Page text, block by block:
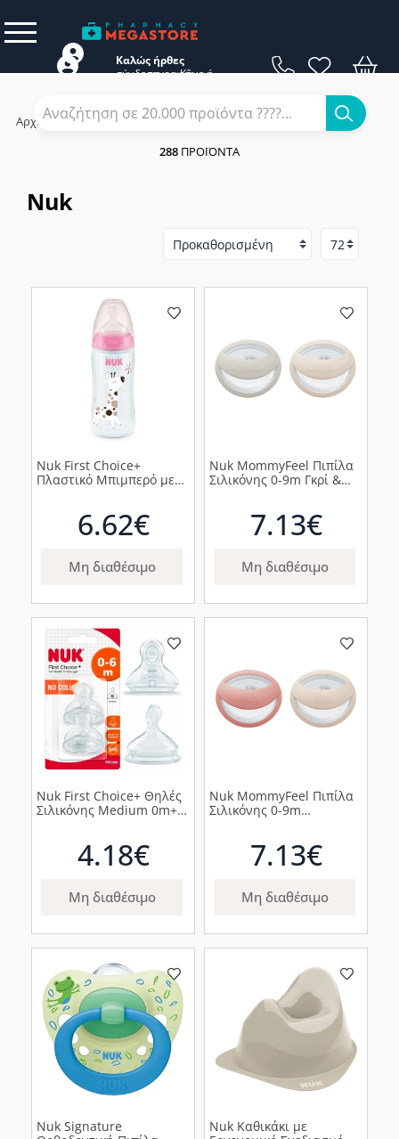
Καλώς ήρθες
Κάνε
σύνδεση ή
εγγραφή
Αρχική / Εταιρίες Nuk /Nuk
288 ΠΡΟΪΌΝΤΑ
Nuk
Nuk First Choice+
Πλαστικό Μπιμπερό με
18m Ροζ με
Καμηλοπάρδαλη, 300ml
6.62€
Μη διαθέσιμο
Nuk MommyFeel Πιπίλα
Σιλικόνης 0-9m Γκρί &
7.13€
Μη διαθέσιμο
Nuk First Choice+ Θηλές
Σιλικόνης Medium 0m+,
4.18€
Μη διαθέσιμο
Nuk MommyFeel Πιπίλα
Σιλικόνης 0-9m
7.13€
Μη διαθέσιμο
Nuk Signature
Nuk Καθικάκι με